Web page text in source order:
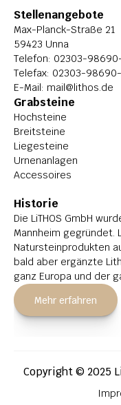
Stellenangebote
Max-Planck-Straße 21
59423 Unna
Telefon: 02303-
Telefax: 02303-
E-Mail: mail@lithos.de
Grabsteine
Hochsteine
Breitsteine
Liegesteine
Urnenanlagen
Accessoires
Historie
Die LiTHOS GmbH
Mannheim gegründet.
Natursteinprodukten
bald aber ergänzte
ganz Europa und der
Mehr erfahren
Copyright © 2025